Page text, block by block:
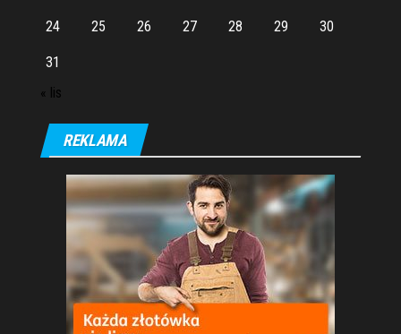
24 25 26 27 28 29 30
31
« lis
REKLAMA